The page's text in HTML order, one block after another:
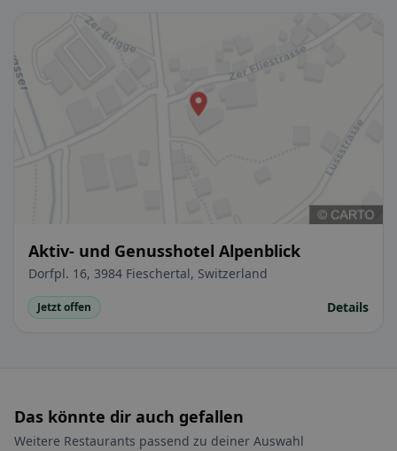
Aktiv- und Genusshotel Alpenblick
Dorfpl. 16, 3984 Fieschertal, Switzerland
Jetzt offen Details
Das könnte dir auch gefallen
Weitere Restaurants passend zu deiner Auswahl